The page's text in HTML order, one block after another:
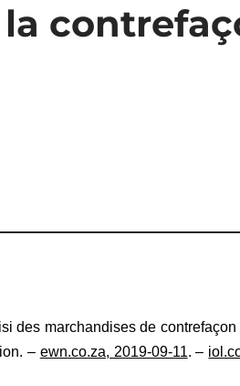
la
des marchandises de
– ewn.co.za, 2019-09-11. –